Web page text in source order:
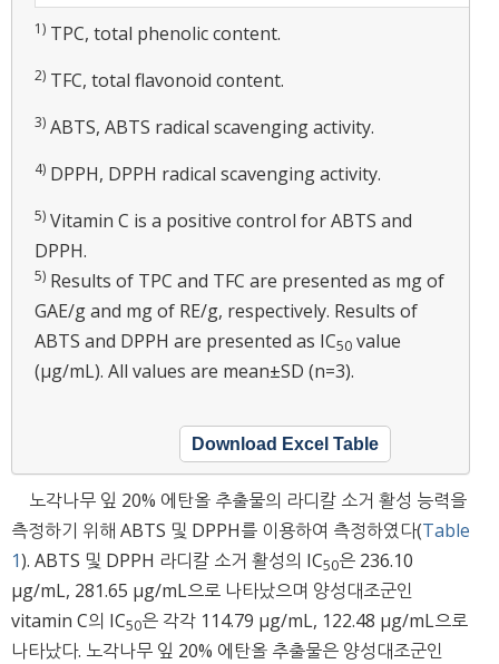
1) TPC, total phenolic content.
2) TFC, total flavonoid content.
3) ABTS, ABTS radical scavenging activity.
4) DPPH, DPPH radical scavenging activity.
5) Vitamin C is a positive control for ABTS and
DPPH.
5) Results of TPC and TFC are presented as mg of
GAE/g and mg of RE/g, respectively. Results of
ABTS and DPPH are presented as IC50 value
(μg/mL). All values are mean±SD (n=3).
Download Excel Table
노각나무 잎 20% 에탄올 추출물의 라디칼 소거 활성 능력을
측정하기 위해 ABTS 및 DPPH를 이용하여 측정하였다(Table
1). ABTS 및 DPPH 라디칼 소거 활성의 IC50은 236.10
μg/mL, 281.65 μg/mL으로 나타났으며 양성대조군인
vitamin C의 IC50은 각각 114.79 μg/mL, 122.48 μg/mL으로
나타났다. 노각나무 잎 20% 에탄올 추출물은 양성대조군인